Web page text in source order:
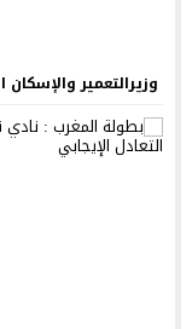
وزيرالتعمير